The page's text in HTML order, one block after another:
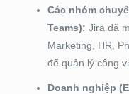
Các nhóm
Teams): Jira đã
Marketing, HR,
để quản lý công
Doanh nghiệp